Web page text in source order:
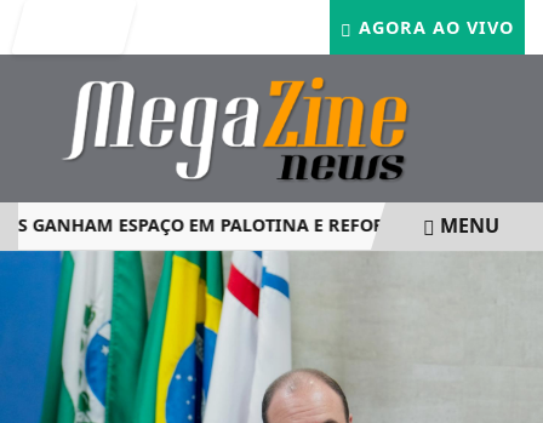
AGORA AO VIVO
ESPAÇO EM PALOTINA E REFORÇAM SEGURANÇA
EM ALTA
MENU